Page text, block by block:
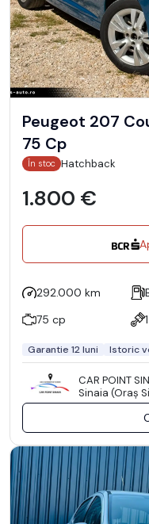
Peugeot 207
75 Cp
În stoc Hatchback
1.800 €
292.000 km
75 cp
Garantie 12 luni Istoric
CAR POINT
Sinaia (Oraş